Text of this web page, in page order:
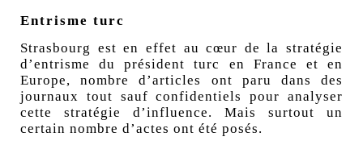
Entrisme turc
Strasbourg est en effet au cœur de la stratégie
d’entrisme du président turc en France et en
Europe, nombre d’articles ont paru dans des
journaux tout sauf confidentiels pour analyser
cette stratégie d’influence. Mais surtout un
certain nombre d’actes ont été posés.